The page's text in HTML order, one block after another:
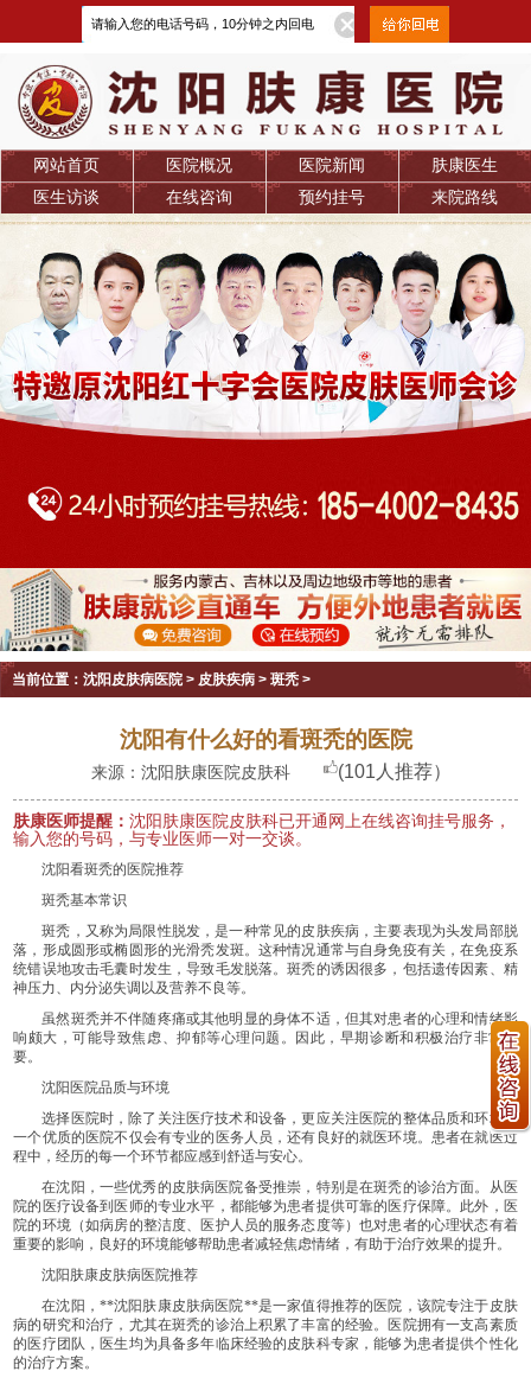
网站首页 医院概况 医院新闻
肤康医生
医生访谈
在线咨询 预约挂号 来院路线
当前位置： 沈阳皮肤病医院> 皮肤疾病> 斑秃>
沈阳有什么好的看斑秃的医院
来源：沈阳肤康医院皮肤科 (101人推荐）
肤康医师提醒：沈阳肤康医院皮肤科已开通网上在线咨询挂号服务，
输入您的号码，与专业医师一对一交谈。
沈阳看斑秃的医院推荐
斑秃基本常识
斑秃，又称为局限性脱发，是一种常见的皮肤疾病，主要表现为头发局部脱
落，形成圆形或椭圆形的光滑秃发斑。这种情况通常与自身免疫有关，在免疫系
统错误地攻击毛囊时发生，导致毛发脱落。斑秃的诱因很多，包括遗传因素、精
神压力、内分泌失调以及营养不良等。
虽然斑秃并不伴随疼痛或其他明显的身体不适，但其对患者的心理和情绪影
响颇大，可能导致焦虑、抑郁等心理问题。因此，早期诊断和积极治疗非常重
要。
沈阳医院品质与环境
选择医院时，除了关注医疗技术和设备，更应关注医院的整体品质和环境。
一个优质的医院不仅会有专业的医务人员，还有良好的就医环境。患者在就医过
程中，经历的每一个环节都应感到舒适与安心。
在沈阳，一些优秀的皮肤病医院备受推崇，特别是在斑秃的诊治方面。从医
院的医疗设备到医师的专业水平，都能够为患者提供可靠的医疗保障。此外，医
院的环境（如病房的整洁度、医护人员的服务态度等）也对患者的心理状态有着
重要的影响，良好的环境能够帮助患者减轻焦虑情绪，有助于治疗效果的提升。
沈阳肤康皮肤病医院推荐
在沈阳，**沈阳肤康皮肤病医院**是一家值得推荐的医院，该院专注于皮肤
病的研究和治疗，尤其在斑秃的诊治上积累了丰富的经验。医院拥有一支高素质
的医疗团队，医生均为具备多年临床经验的皮肤科专家，能够为患者提供个性化
的治疗方案。